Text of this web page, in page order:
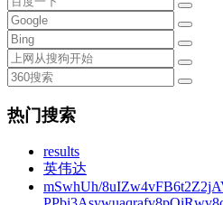
热门搜索
results
英伟达
mSwhUh/